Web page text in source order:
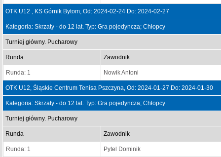
OTK U12 , KS Górnik Bytom, Od: 2024-02-24 Do: 2024-02-27
Kategoria: Skrzaty - do 12 lat. Typ: Gra pojedyncza; Chłopcy
Turniej główny. Pucharowy
Runda Zawodnik
Runda: 1 Nowik Antoni
OTK U12, Śląskie Centrum Tenisa Pszczyna, Od: 2024-01-27 Do: 2024-01-30
Kategoria: Skrzaty - do 12 lat. Typ: Gra pojedyncza; Chłopcy
Turniej główny. Pucharowy
Runda Zawodnik
Runda: 1 Pytel Dominik